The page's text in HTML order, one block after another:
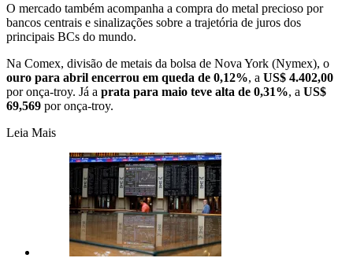
O mercado também acompanha a compra do metal precioso por
bancos centrais e sinalizações sobre a trajetória de juros dos
principais BCs do mundo.
Na Comex, divisão de metais da bolsa de Nova York (Nymex), o
ouro para abril encerrou em queda de 0,12%, a US$ 4.402,00
por onça-troy. Já a prata para maio teve alta de 0,31%, a US$
69,569 por onça-troy.
Leia Mais